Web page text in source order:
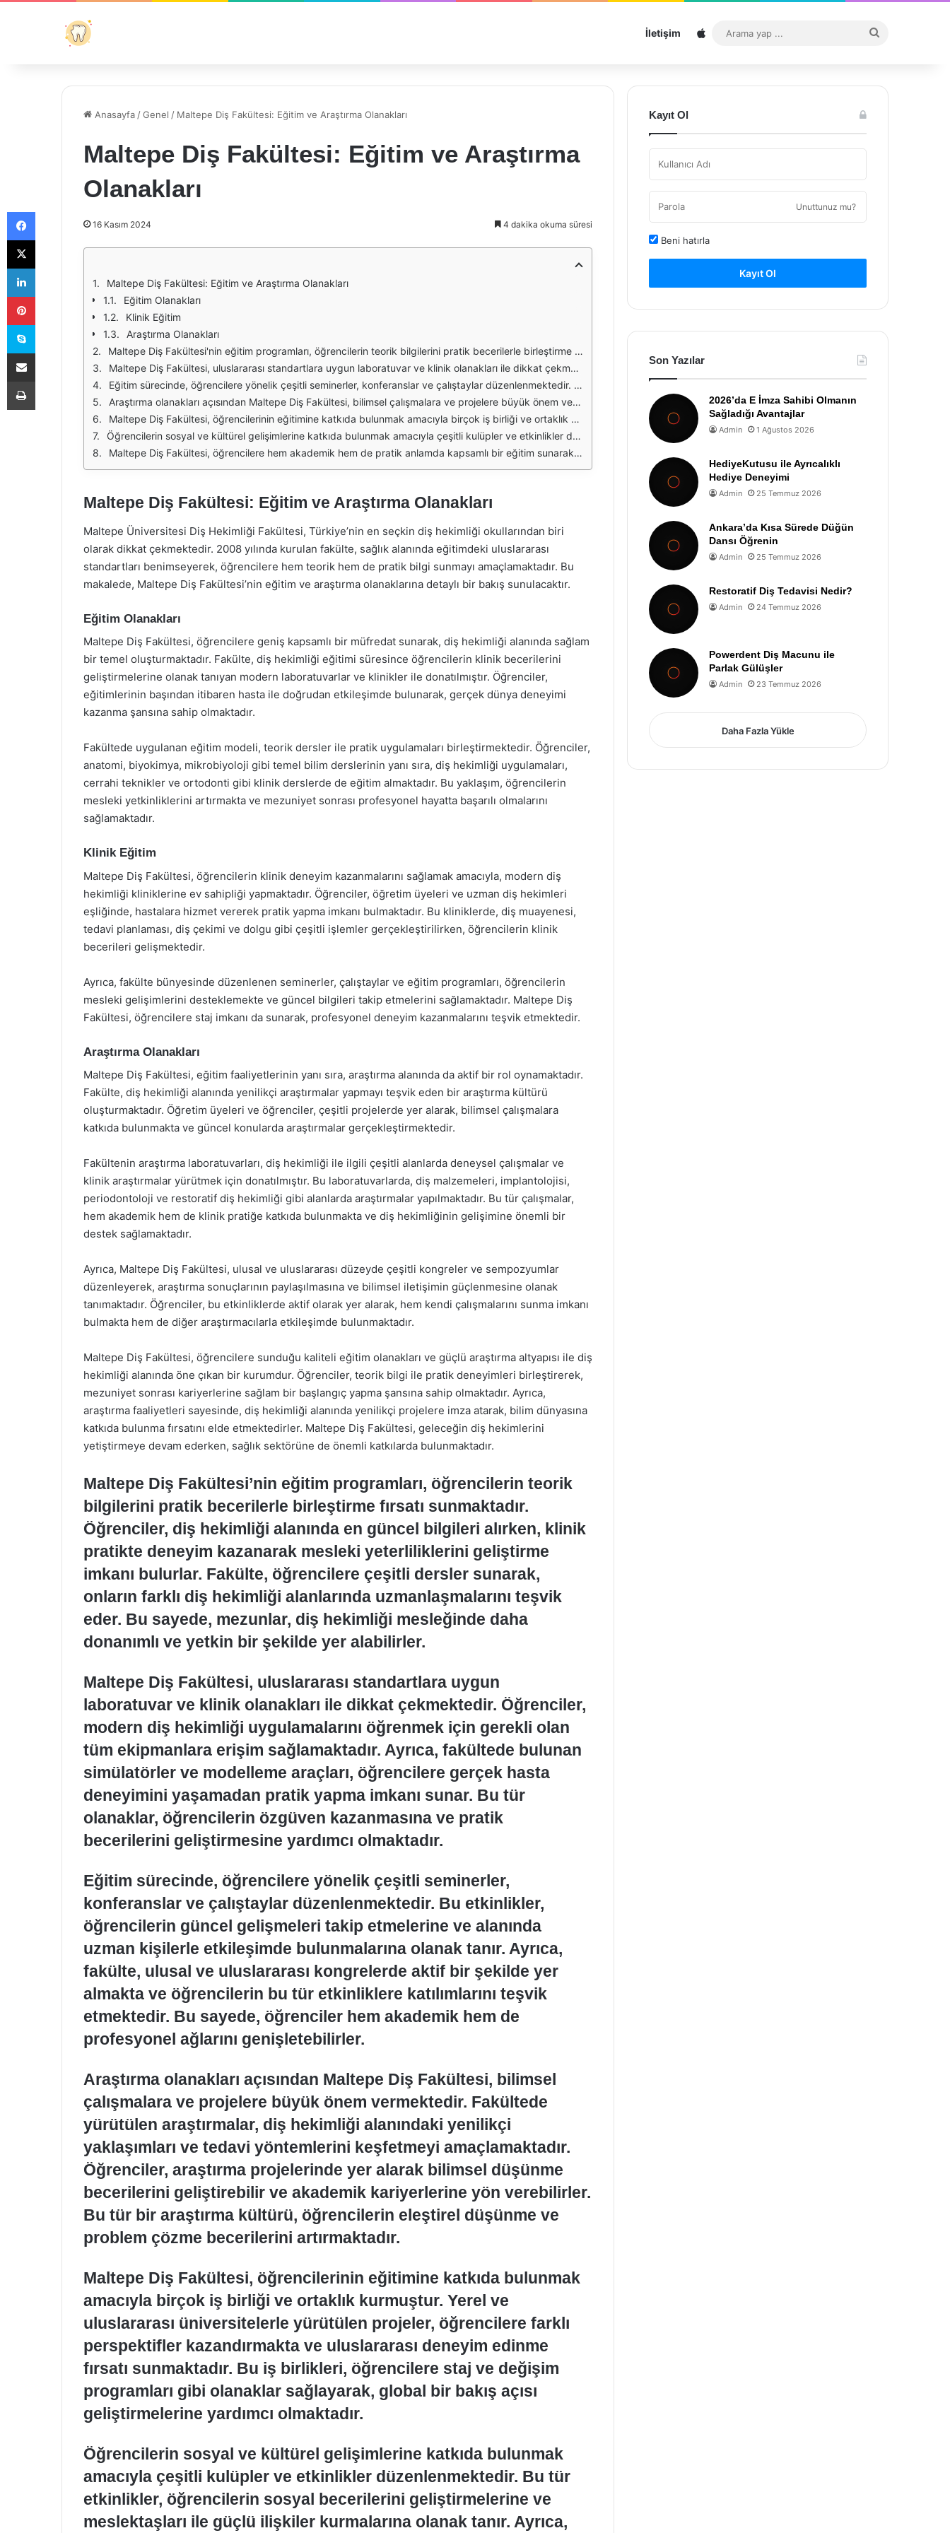
İletişim Sitemap
...
Anasayfa /Genel / Maltepe Diş Fakültesi: Eğitim ve Araştırma Olanakları
Maltepe Diş Fakültesi: Eğitim ve Araştırma
Olanakları
16 Kasım 2024 4 dakika okuma süresi
Maltepe Diş Fakültesi: Eğitim ve Araştırma Olanakları
Eğitim Olanakları
Klinik Eğitim
Araştırma Olanakları
Maltepe Diş Fakültesi'nin eğitim programları, öğrencilerin teorik bilgilerini pratik becerilerle birleştirme fırsatı sunmaktadır. Öğrenciler, diş hekimliği alanında en güncel bilgileri alırken, klinik pratikte deneyim kazanarak mesleki yeterliliklerini geliştirme imkanı bulurlar. Fakülte, öğrencilere çeşitli dersler sunarak, onların farklı diş hekimliği alanlarında uzmanlaşmalarını teşvik eder. Bu sayede, mezunlar, diş hekimliği mesleğinde daha donanımlı ve yetkin bir şekilde yer alabilirler.
Maltepe Diş Fakültesi, uluslararası standartlara uygun laboratuvar ve klinik olanakları ile dikkat çekmektedir. Öğrenciler, modern diş hekimliği uygulamalarını öğrenmek için gerekli olan tüm ekipmanlara erişim sağlamaktadır. Ayrıca, fakültede bulunan simülatörler ve modelleme araçları, öğrencilere gerçek hasta deneyimini yaşamadan pratik yapma imkanı sunar. Bu tür olanaklar, öğrencilerin özgüven kazanmasına ve pratik becerilerini geliştirmesine yardımcı olmaktadır.
Eğitim sürecinde, öğrencilere yönelik çeşitli seminerler, konferanslar ve çalıştaylar düzenlenmektedir. Bu etkinlikler, öğrencilerin güncel gelişmeleri takip etmelerine ve alanında uzman kişilerle etkileşimde bulunmalarına olanak tanır. Ayrıca, fakülte, ulusal ve uluslararası kongrelerde aktif bir şekilde yer almakta ve öğrencilerin bu tür etkinliklere katılımlarını teşvik etmektedir. Bu sayede, öğrenciler hem akademik hem de profesyonel ağlarını genişletebilirler.
Araştırma olanakları açısından Maltepe Diş Fakültesi, bilimsel çalışmalara ve projelere büyük önem vermektedir. Fakültede yürütülen araştırmalar, diş hekimliği alanındaki yenilikçi yaklaşımları ve tedavi yöntemlerini keşfetmeyi amaçlamaktadır. Öğrenciler, araştırma projelerinde yer alarak bilimsel düşünme becerilerini geliştirebilir ve akademik kariyerlerine yön verebilirler. Bu tür bir araştırma kültürü, öğrencilerin eleştirel düşünme ve problem çözme becerilerini artırmaktadır.
Maltepe Diş Fakültesi, öğrencilerinin eğitimine katkıda bulunmak amacıyla birçok iş birliği ve ortaklık kurmuştur. Yerel ve uluslararası üniversitelerle yürütülen projeler, öğrencilere farklı perspektifler kazandırmakta ve uluslararası deneyim edinme fırsatı sunmaktadır. Bu iş birlikleri, öğrencilere staj ve değişim programları gibi olanaklar sağlayarak, global bir bakış açısı geliştirmelerine yardımcı olmaktadır.
Öğrencilerin sosyal ve kültürel gelişimlerine katkıda bulunmak amacıyla çeşitli kulüpler ve etkinlikler düzenlenmektedir. Bu tür etkinlikler, öğrencilerin sosyal becerilerini geliştirmelerine ve meslektaşları ile güçlü ilişkiler kurmalarına olanak tanır. Ayrıca, fakültede düzenlenen sosyal sorumluluk projeleri, öğrencilerin toplum hizmetine katkıda bulunmalarını teşvik ederken, halk sağlığına yönelik farkındalık oluşturmaktadır.
Maltepe Diş Fakültesi, öğrencilere hem akademik hem de pratik anlamda kapsamlı bir eğitim sunarak, diş hekimliği alanında nitelikli profesyoneller yetiştirmeyi hedeflemektedir. Öğrencilerin meslek hayatlarına en iyi şekilde hazırlanmaları için gerekli olan tüm olanakları sağlamaktadır. Eğitim, araştırma ve sosyal etkinlikler açısından zengin bir ortam sunarak, öğrencilerin kariyer hedeflerine ulaşmalarını desteklemektedir.
Maltepe Diş Fakültesi: Eğitim ve Araştırma Olanakları
Maltepe Üniversitesi Diş Hekimliği Fakültesi, Türkiye’nin en seçkin diş hekimliği okullarından biri
olarak dikkat çekmektedir. 2008 yılında kurulan fakülte, sağlık alanında eğitimdeki uluslararası
standartları benimseyerek, öğrencilere hem teorik hem de pratik bilgi sunmayı amaçlamaktadır. Bu
makalede, Maltepe Diş Fakültesi’nin eğitim ve araştırma olanaklarına detaylı bir bakış sunulacaktır.
Eğitim Olanakları
Maltepe Diş Fakültesi, öğrencilere geniş kapsamlı bir müfredat sunarak, diş hekimliği alanında sağlam
bir temel oluşturmaktadır. Fakülte, diş hekimliği eğitimi süresince öğrencilerin klinik becerilerini
geliştirmelerine olanak tanıyan modern laboratuvarlar ve klinikler ile donatılmıştır. Öğrenciler,
eğitimlerinin başından itibaren hasta ile doğrudan etkileşimde bulunarak, gerçek dünya deneyimi
kazanma şansına sahip olmaktadır.
Fakültede uygulanan eğitim modeli, teorik dersler ile pratik uygulamaları birleştirmektedir. Öğrenciler,
anatomi, biyokimya, mikrobiyoloji gibi temel bilim derslerinin yanı sıra, diş hekimliği uygulamaları,
cerrahi teknikler ve ortodonti gibi klinik derslerde de eğitim almaktadır. Bu yaklaşım, öğrencilerin
mesleki yetkinliklerini artırmakta ve mezuniyet sonrası profesyonel hayatta başarılı olmalarını
sağlamaktadır.
Klinik Eğitim
Maltepe Diş Fakültesi, öğrencilerin klinik deneyim kazanmalarını sağlamak amacıyla, modern diş
hekimliği kliniklerine ev sahipliği yapmaktadır. Öğrenciler, öğretim üyeleri ve uzman diş hekimleri
eşliğinde, hastalara hizmet vererek pratik yapma imkanı bulmaktadır. Bu kliniklerde, diş muayenesi,
tedavi planlaması, diş çekimi ve dolgu gibi çeşitli işlemler gerçekleştirilirken, öğrencilerin klinik
becerileri gelişmektedir.
Ayrıca, fakülte bünyesinde düzenlenen seminerler, çalıştaylar ve eğitim programları, öğrencilerin
mesleki gelişimlerini desteklemekte ve güncel bilgileri takip etmelerini sağlamaktadır. Maltepe Diş
Fakültesi, öğrencilere staj imkanı da sunarak, profesyonel deneyim kazanmalarını teşvik etmektedir.
Araştırma Olanakları
Maltepe Diş Fakültesi, eğitim faaliyetlerinin yanı sıra, araştırma alanında da aktif bir rol oynamaktadır.
Fakülte, diş hekimliği alanında yenilikçi araştırmalar yapmayı teşvik eden bir araştırma kültürü
oluşturmaktadır. Öğretim üyeleri ve öğrenciler, çeşitli projelerde yer alarak, bilimsel çalışmalara
katkıda bulunmakta ve güncel konularda araştırmalar gerçekleştirmektedir.
Fakültenin araştırma laboratuvarları, diş hekimliği ile ilgili çeşitli alanlarda deneysel çalışmalar ve
klinik araştırmalar yürütmek için donatılmıştır. Bu laboratuvarlarda, diş malzemeleri, implantolojisi,
periodontoloji ve restoratif diş hekimliği gibi alanlarda araştırmalar yapılmaktadır. Bu tür çalışmalar,
hem akademik hem de klinik pratiğe katkıda bulunmakta ve diş hekimliğinin gelişimine önemli bir
destek sağlamaktadır.
Ayrıca, Maltepe Diş Fakültesi, ulusal ve uluslararası düzeyde çeşitli kongreler ve sempozyumlar
düzenleyerek, araştırma sonuçlarının paylaşılmasına ve bilimsel iletişimin güçlenmesine olanak
tanımaktadır. Öğrenciler, bu etkinliklerde aktif olarak yer alarak, hem kendi çalışmalarını sunma imkanı
bulmakta hem de diğer araştırmacılarla etkileşimde bulunmaktadır.
Maltepe Diş Fakültesi, öğrencilere sunduğu kaliteli eğitim olanakları ve güçlü araştırma altyapısı ile diş
hekimliği alanında öne çıkan bir kurumdur. Öğrenciler, teorik bilgi ile pratik deneyimleri birleştirerek,
mezuniyet sonrası kariyerlerine sağlam bir başlangıç yapma şansına sahip olmaktadır. Ayrıca,
araştırma faaliyetleri sayesinde, diş hekimliği alanında yenilikçi projelere imza atarak, bilim dünyasına
katkıda bulunma fırsatını elde etmektedirler. Maltepe Diş Fakültesi, geleceğin diş hekimlerini
yetiştirmeye devam ederken, sağlık sektörüne de önemli katkılarda bulunmaktadır.
Maltepe Diş Fakültesi’nin eğitim programları, öğrencilerin teorik
bilgilerini pratik becerilerle birleştirme fırsatı sunmaktadır.
Öğrenciler, diş hekimliği alanında en güncel bilgileri alırken, klinik
pratikte deneyim kazanarak mesleki yeterliliklerini geliştirme
imkanı bulurlar. Fakülte, öğrencilere çeşitli dersler sunarak,
onların farklı diş hekimliği alanlarında uzmanlaşmalarını teşvik
eder. Bu sayede, mezunlar, diş hekimliği mesleğinde daha
donanımlı ve yetkin bir şekilde yer alabilirler.
Maltepe Diş Fakültesi, uluslararası standartlara uygun
laboratuvar ve klinik olanakları ile dikkat çekmektedir. Öğrenciler,
modern diş hekimliği uygulamalarını öğrenmek için gerekli olan
tüm ekipmanlara erişim sağlamaktadır. Ayrıca, fakültede bulunan
simülatörler ve modelleme araçları, öğrencilere gerçek hasta
deneyimini yaşamadan pratik yapma imkanı sunar. Bu tür
olanaklar, öğrencilerin özgüven kazanmasına ve pratik
becerilerini geliştirmesine yardımcı olmaktadır.
Eğitim sürecinde, öğrencilere yönelik çeşitli seminerler,
konferanslar ve çalıştaylar düzenlenmektedir. Bu etkinlikler,
öğrencilerin güncel gelişmeleri takip etmelerine ve alanında
uzman kişilerle etkileşimde bulunmalarına olanak tanır. Ayrıca,
fakülte, ulusal ve uluslararası kongrelerde aktif bir şekilde yer
almakta ve öğrencilerin bu tür etkinliklere katılımlarını teşvik
etmektedir. Bu sayede, öğrenciler hem akademik hem de
profesyonel ağlarını genişletebilirler.
Araştırma olanakları açısından Maltepe Diş Fakültesi, bilimsel
çalışmalara ve projelere büyük önem vermektedir. Fakültede
yürütülen araştırmalar, diş hekimliği alanındaki yenilikçi
yaklaşımları ve tedavi yöntemlerini keşfetmeyi amaçlamaktadır.
Öğrenciler, araştırma projelerinde yer alarak bilimsel düşünme
becerilerini geliştirebilir ve akademik kariyerlerine yön verebilirler.
Bu tür bir araştırma kültürü, öğrencilerin eleştirel düşünme ve
problem çözme becerilerini artırmaktadır.
Maltepe Diş Fakültesi, öğrencilerinin eğitimine katkıda bulunmak
amacıyla birçok iş birliği ve ortaklık kurmuştur. Yerel ve
uluslararası üniversitelerle yürütülen projeler, öğrencilere farklı
perspektifler kazandırmakta ve uluslararası deneyim edinme
fırsatı sunmaktadır. Bu iş birlikleri, öğrencilere staj ve değişim
programları gibi olanaklar sağlayarak, global bir bakış açısı
geliştirmelerine yardımcı olmaktadır.
Öğrencilerin sosyal ve kültürel gelişimlerine katkıda bulunmak
amacıyla çeşitli kulüpler ve etkinlikler düzenlenmektedir. Bu tür
etkinlikler, öğrencilerin sosyal becerilerini geliştirmelerine ve
meslektaşları ile güçlü ilişkiler kurmalarına olanak tanır. Ayrıca,
Kayıt Ol
Unuttunuz mu?
Beni hatırla
Kayıt Ol
Son Yazılar
2026’da E İmza Sahibi Olmanın
Sağladığı Avantajlar
Admin 1 Ağustos 2026
HediyeKutusu ile Ayrıcalıklı
Hediye Deneyimi
Admin 25 Temmuz 2026
Ankara’da Kısa Sürede Düğün
Dansı Öğrenin
Admin 25 Temmuz 2026
Restoratif Diş Tedavisi Nedir?
Admin 24 Temmuz 2026
Powerdent Diş Macunu ile
Parlak Gülüşler
Admin 23 Temmuz 2026
Daha Fazla Yükle
Facebook
X
LinkedIn
Pinterest
Skype
E-Posta ile paylaş